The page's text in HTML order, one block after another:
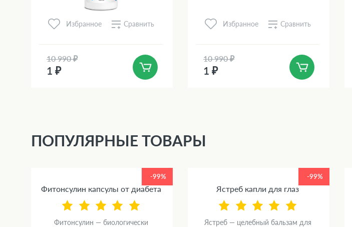
Избранное Сравнить
10 990 ₽
1 ₽
Избранное Сравнить
10 990 ₽
1 ₽
ПОПУЛЯРНЫЕ ТОВАРЫ
-99%
Фитонсулин капсулы от диабета
Фитонсулин — биологически
-99%
Ястреб капли для глаз
Ястреб — целебный бальзам для